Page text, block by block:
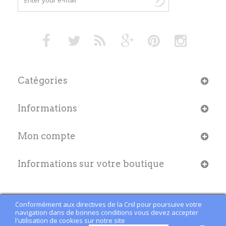
Conformément aux directives de la Cnil pour poursuive votre
navigation dans de bonnes conditions vous devez accepter
l'utilisation de cookies sur notre site
Catégories
Informations
Mon compte
Informations sur votre boutique